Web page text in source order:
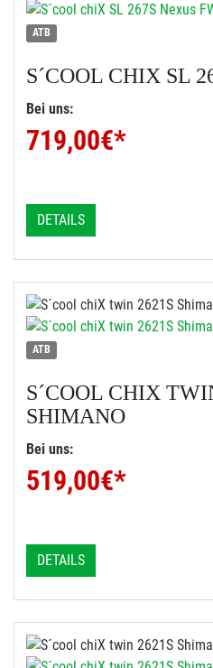
ATB
S´COOL CHIX SL
Bei uns:
719,00€*
DETAILS
ATB
S´COOL CHIX
SHIMANO
Bei uns:
519,00€*
DETAILS